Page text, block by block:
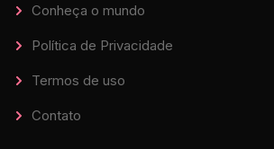
Conheça o mundo
Política de Privacidade
Termos de uso
Contato